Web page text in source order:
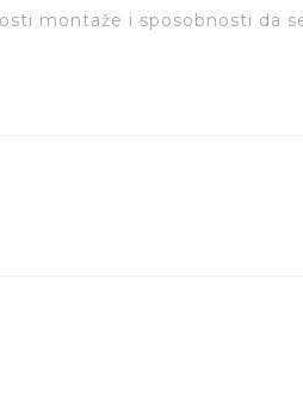
montaže i sposobnosti da